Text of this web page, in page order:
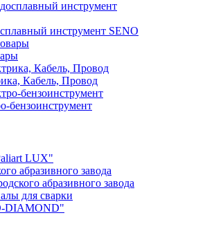
инструмент SENO
Кабель, Провод
бензоинструмент
LUX"
абразивного завода
абразивного завода
для сварки
DIAMOND"